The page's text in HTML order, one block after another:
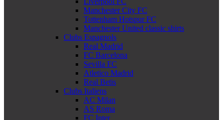
Manchester City FC
Tottenham Hotspur FC
Manchester United classic shirts
Clubs Espagnols
Real Madrid
FC Barcelona
Sevilla FC
Atletico Madrid
Real Betis
Clubs Italiens
AC Milan
AS Roma
FC Inter